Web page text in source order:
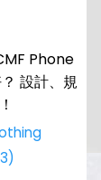
Phone
設計、規